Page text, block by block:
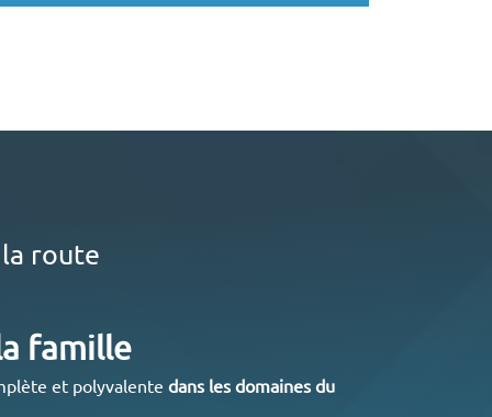
route
famille
et polyvalente dans les domaines du